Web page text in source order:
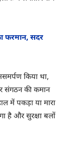
फरमान, सदर
किया था,
संगठन की कमान
में पकड़ा या मारा
है और सुरक्षा बलों